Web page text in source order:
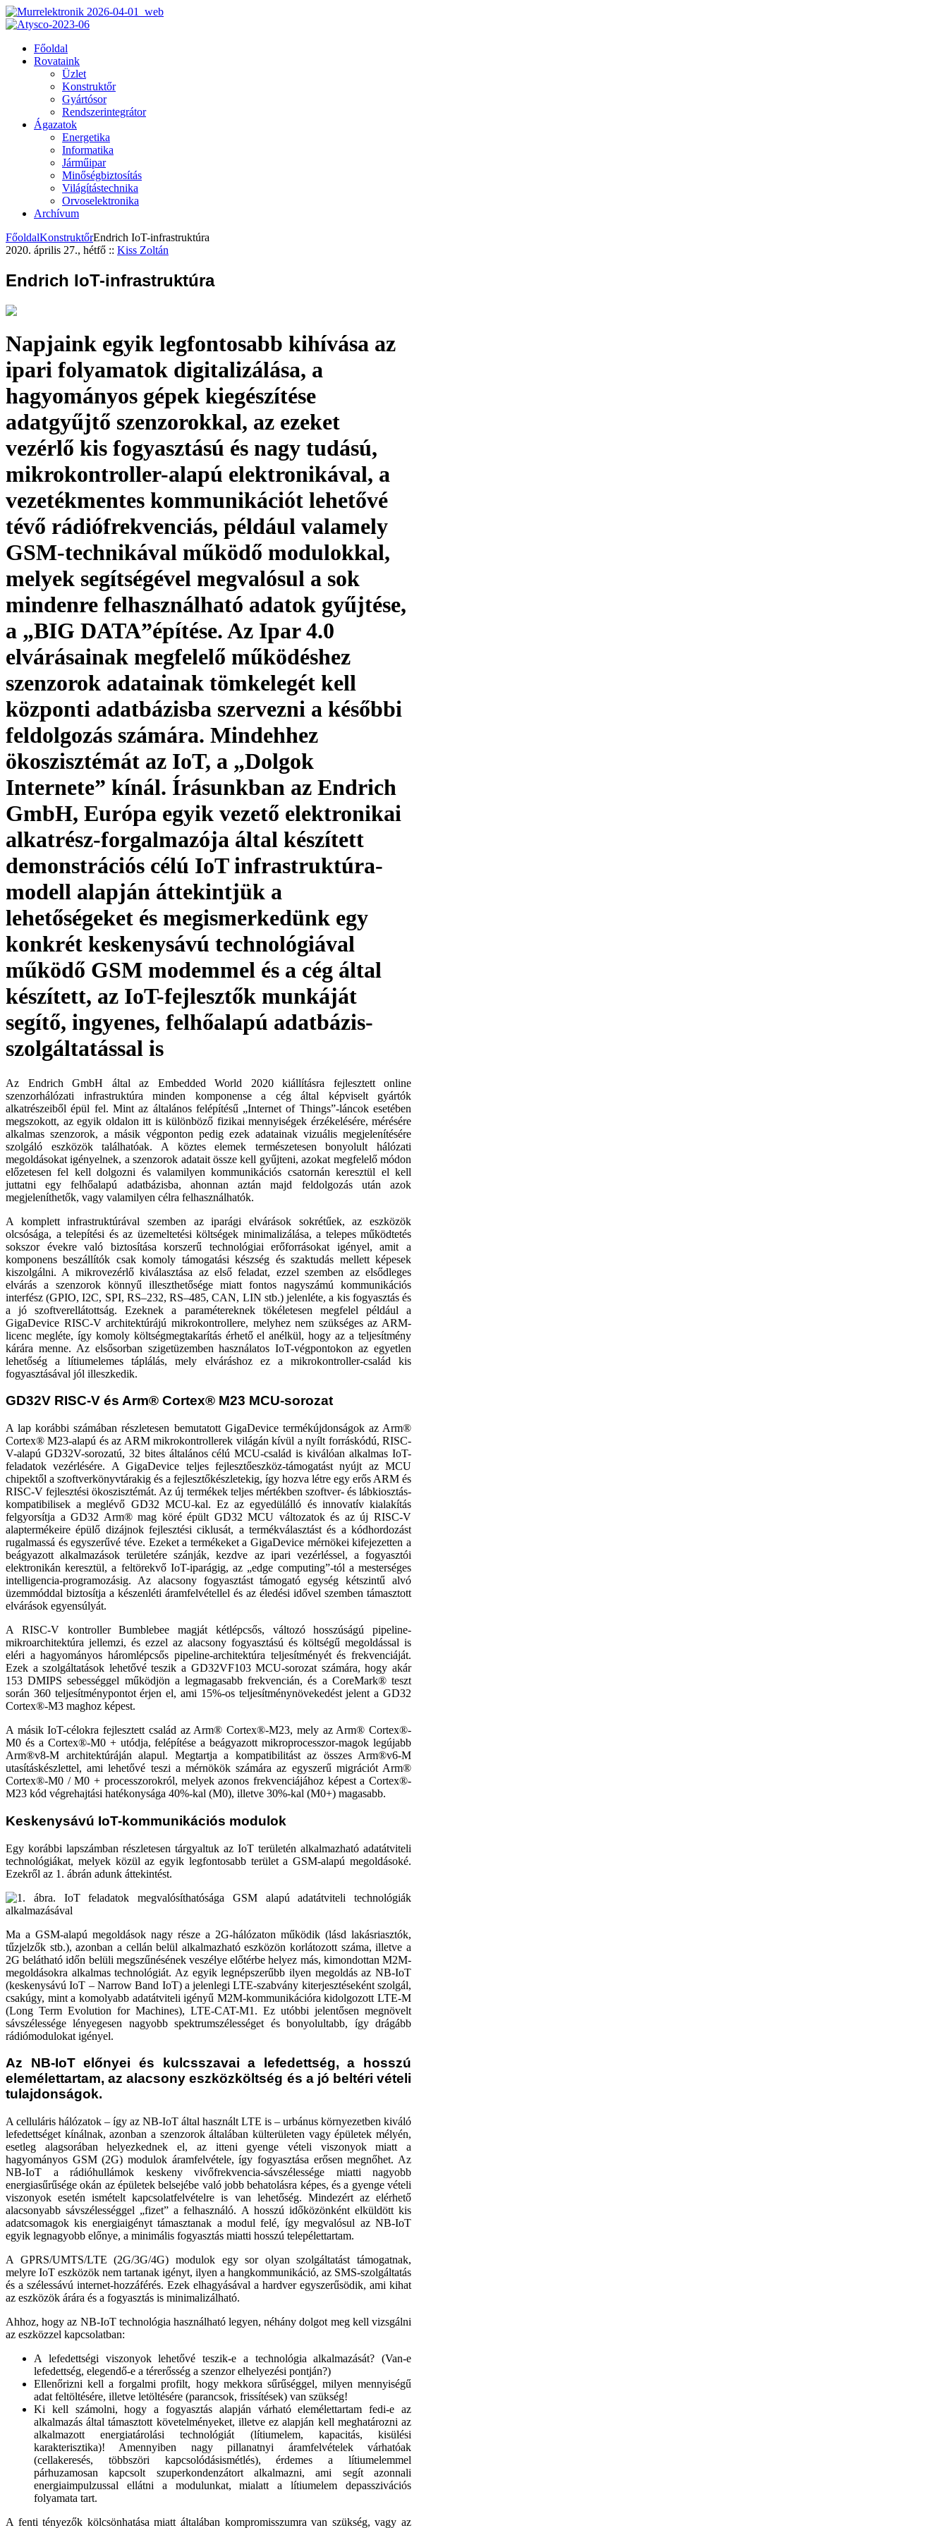
Főoldal
Rovataink
Üzlet
Konstruktőr
Gyártósor
Rendszerintegrátor
Ágazatok
Energetika
Informatika
Járműipar
Minőségbiztosítás
Világítástechnika
Orvoselektronika
Archívum
FőoldalKonstruktőrEndrich IoT-infrastruktúra
2020. április 27., hétfő :: Kiss Zoltán
Endrich IoT-infrastruktúra
Napjaink egyik legfontosabb kihívása az
ipari folyamatok digitalizálása, a
hagyományos gépek kiegészítése
adatgyűjtő szenzorokkal, az ezeket
vezérlő kis fogyasztású és nagy tudású,
mikrokontroller-alapú elektronikával, a
vezetékmentes kommunikációt lehetővé
tévő rádiófrekvenciás, például valamely
GSM-technikával működő modulokkal,
melyek segítségével megvalósul a sok
mindenre felhasználható adatok gyűjtése,
a „BIG DATA”építése. Az Ipar 4.0
elvárásainak megfelelő működéshez
szenzorok adatainak tömkelegét kell
központi adatbázisba szervezni a későbbi
feldolgozás számára. Mindehhez
ökoszisztémát az IoT, a „Dolgok
Internete” kínál. Írásunkban az Endrich
GmbH, Európa egyik vezető elektronikai
alkatrész-forgalmazója által készített
demonstrációs célú IoT infrastruktúra-
modell alapján áttekintjük a
lehetőségeket és megismerkedünk egy
konkrét keskenysávú technológiával
működő GSM modemmel és a cég által
készített, az IoT-fejlesztők munkáját
segítő, ingyenes, felhőalapú adatbázis-
szolgáltatással is
Az Endrich GmbH által az Embedded World 2020 kiállításra fejlesztett online
szenzorhálózati infrastruktúra minden komponense a cég által képviselt gyártók
alkatrészeiből épül fel. Mint az általános felépítésű „Internet of Things”-láncok esetében
megszokott, az egyik oldalon itt is különböző fizikai mennyiségek érzékelésére, mérésére
alkalmas szenzorok, a másik végponton pedig ezek adatainak vizuális megjelenítésére
szolgáló eszközök találhatóak. A köztes elemek természetesen bonyolult hálózati
megoldásokat igényelnek, a szenzorok adatait össze kell gyűjteni, azokat megfelelő módon
előzetesen fel kell dolgozni és valamilyen kommunikációs csatornán keresztül el kell
juttatni egy felhőalapú adatbázisba, ahonnan aztán majd feldolgozás után azok
megjeleníthetők, vagy valamilyen célra felhasználhatók.
A komplett infrastruktúrával szemben az iparági elvárások sokrétűek, az eszközök
olcsósága, a telepítési és az üzemeltetési költségek minimalizálása, a telepes működtetés
sokszor évekre való biztosítása korszerű technológiai erőforrásokat igényel, amit a
komponens beszállítók csak komoly támogatási készség és szaktudás mellett képesek
kiszolgálni. A mikrovezérlő kiválasztása az első feladat, ezzel szemben az elsődleges
elvárás a szenzorok könnyű illeszthetősége miatt fontos nagyszámú kommunikációs
interfész (GPIO, I2C, SPI, RS–232, RS–485, CAN, LIN stb.) jelenléte, a kis fogyasztás és
a jó szoftverellátottság. Ezeknek a paramétereknek tökéletesen megfelel például a
GigaDevice RISC-V architektúrájú mikrokontrollere, melyhez nem szükséges az ARM-
licenc megléte, így komoly költségmegtakarítás érhető el anélkül, hogy az a teljesítmény
kárára menne. Az elsősorban szigetüzemben használatos IoT-végpontokon az egyetlen
lehetőség a lítiumelemes táplálás, mely elváráshoz ez a mikrokontroller-család kis
fogyasztásával jól illeszkedik.
GD32V RISC-V és Arm® Cortex® M23 MCU-sorozat
A lap korábbi számában részletesen bemutatott GigaDevice termékújdonságok az Arm®
Cortex® M23-alapú és az ARM mikrokontrollerek világán kívül a nyílt forráskódú, RISC-
V-alapú GD32V-sorozatú, 32 bites általános célú MCU-család is kiválóan alkalmas IoT-
feladatok vezérlésére. A GigaDevice teljes fejlesztőeszköz-támogatást nyújt az MCU
chipektől a szoftverkönyvtárakig és a fejlesztőkészletekig, így hozva létre egy erős ARM és
RISC-V fejlesztési ökoszisztémát. Az új termékek teljes mértékben szoftver- és lábkiosztás-
kompatibilisek a meglévő GD32 MCU-kal. Ez az egyedülálló és innovatív kialakítás
felgyorsítja a GD32 Arm® mag köré épült GD32 MCU változatok és az új RISC-V
alaptermékeire épülő dizájnok fejlesztési ciklusát, a termékválasztást és a kódhordozást
rugalmassá és egyszerűvé téve. Ezeket a termékeket a GigaDevice mérnökei kifejezetten a
beágyazott alkalmazások területére szánják, kezdve az ipari vezérléssel, a fogyasztói
elektronikán keresztül, a feltörekvő IoT-iparágig, az „edge computing”-tól a mesterséges
intelligencia-programozásig. Az alacsony fogyasztást támogató egység kétszintű alvó
üzemmóddal biztosítja a készenléti áramfelvétellel és az éledési idővel szemben támasztott
elvárások egyensúlyát.
A RISC-V kontroller Bumblebee magját kétlépcsős, változó hosszúságú pipeline-
mikroarchitektúra jellemzi, és ezzel az alacsony fogyasztású és költségű megoldással is
eléri a hagyományos háromlépcsős pipeline-architektúra teljesítményét és frekvenciáját.
Ezek a szolgáltatások lehetővé teszik a GD32VF103 MCU-sorozat számára, hogy akár
153 DMIPS sebességgel működjön a legmagasabb frekvencián, és a CoreMark® teszt
során 360 teljesítménypontot érjen el, ami 15%-os teljesítménynövekedést jelent a GD32
Cortex®-M3 maghoz képest.
A másik IoT-célokra fejlesztett család az Arm® Cortex®-M23, mely az Arm® Cortex®-
M0 és a Cortex®-M0 + utódja, felépítése a beágyazott mikroprocesszor-magok legújabb
Arm®v8-M architektúráján alapul. Megtartja a kompatibilitást az összes Arm®v6-M
utasításkészlettel, ami lehetővé teszi a mérnökök számára az egyszerű migrációt Arm®
Cortex®-M0 / M0 + processzorokról, melyek azonos frekvenciájához képest a Cortex®-
M23 kód végrehajtási hatékonysága 40%-kal (M0), illetve 30%-kal (M0+) magasabb.
Keskenysávú IoT-kommunikációs modulok
Egy korábbi lapszámban részletesen tárgyaltuk az IoT területén alkalmazható adatátviteli
technológiákat, melyek közül az egyik legfontosabb terület a GSM-alapú megoldásoké.
Ezekről az 1. ábrán adunk áttekintést.
Ma a GSM-alapú megoldások nagy része a 2G-hálózaton működik (lásd lakásriasztók,
tűzjelzők stb.), azonban a cellán belül alkalmazható eszközön korlátozott száma, illetve a
2G belátható időn belüli megszűnésének veszélye előtérbe helyez más, kimondottan M2M-
megoldásokra alkalmas technológiát. Az egyik legnépszerűbb ilyen megoldás az NB-IoT
(keskenysávú IoT – Narrow Band IoT) a jelenlegi LTE-szabvány kiterjesztéseként szolgál,
csakúgy, mint a komolyabb adatátviteli igényű M2M-kommunikációra kidolgozott LTE-M
(Long Term Evolution for Machines), LTE-CAT-M1. Ez utóbbi jelentősen megnövelt
sávszélessége lényegesen nagyobb spektrumszélességet és bonyolultabb, így drágább
rádiómodulokat igényel.
Az NB-IoT előnyei és kulcsszavai a lefedettség, a hosszú
elemélettartam, az alacsony eszközköltség és a jó beltéri vételi
tulajdonságok.
A celluláris hálózatok – így az NB-IoT által használt LTE is – urbánus környezetben kiváló
lefedettséget kínálnak, azonban a szenzorok általában külterületen vagy épületek mélyén,
esetleg alagsorában helyezkednek el, az itteni gyenge vételi viszonyok miatt a
hagyományos GSM (2G) modulok áramfelvétele, így fogyasztása erősen megnőhet. Az
NB-IoT a rádióhullámok keskeny vivőfrekvencia-sávszélessége miatti nagyobb
energiasűrűsége okán az épületek belsejébe való jobb behatolásra képes, és a gyenge vételi
viszonyok esetén ismételt kapcsolatfelvételre is van lehetőség. Mindezért az elérhető
alacsonyabb sávszélességgel „fizet” a felhasználó. A hosszú időközönként elküldött kis
adatcsomagok kis energiaigényt támasztanak a modul felé, így megvalósul az NB-IoT
egyik legnagyobb előnye, a minimális fogyasztás miatti hosszú telepélettartam.
A GPRS/UMTS/LTE (2G/3G/4G) modulok egy sor olyan szolgáltatást támogatnak,
melyre IoT eszközök nem tartanak igényt, ilyen a hangkommunikáció, az SMS-szolgáltatás
és a szélessávú internet-hozzáférés. Ezek elhagyásával a hardver egyszerűsödik, ami kihat
az eszközök árára és a fogyasztás is minimalizálható.
Ahhoz, hogy az NB-IoT technológia használható legyen, néhány dolgot meg kell vizsgálni
az eszközzel kapcsolatban:
A lefedettségi viszonyok lehetővé teszik-e a technológia alkalmazását? (Van-e
lefedettség, elegendő-e a térerősség a szenzor elhelyezési pontján?)
Ellenőrizni kell a forgalmi profilt, hogy mekkora sűrűséggel, milyen mennyiségű
adat feltöltésére, illetve letöltésére (parancsok, frissítések) van szükség!
Ki kell számolni, hogy a fogyasztás alapján várható elemélettartam fedi-e az
alkalmazás által támasztott követelményeket, illetve ez alapján kell meghatározni az
alkalmazott energiatárolási technológiát (lítiumelem, kapacitás, kisülési
karakterisztika)! Amennyiben nagy pillanatnyi áramfelvételek várhatóak
(cellakeresés, többszöri kapcsolódásismétlés), érdemes a lítiumelemmel
párhuzamosan kapcsolt szuperkondenzátort alkalmazni, ami segít azonnali
energiaimpulzussal ellátni a modulunkat, mialatt a lítiumelem depasszivációs
folyamata tart.
A fenti tényezők kölcsönhatása miatt általában kompromisszumra van szükség, vagy az